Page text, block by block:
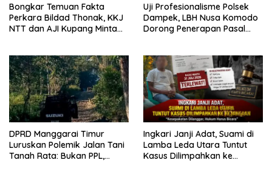
Bongkar Temuan Fakta
Perkara Bildad Thonak, KKJ
NTT dan AJI Kupang Minta
Uji Profesionalisme Polsek
Dampek, LBH Nusa Komodo
Dorong Penerapan Pasal
Pengabaian Sanksi Adat
DPRD Manggarai Timur
Luruskan Polemik Jalan Tani
Tanah Rata: Bukan PPL,
Ingkari Janji Adat, Suami di
Lamba Leda Utara Tuntut
Kasus Dilimpahkan ke